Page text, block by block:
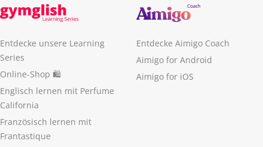
Entdecke unsere Learning
Series
Online-Shop 🛍
Englisch lernen mit Perfume
California
Französisch lernen mit
Frantastique
Entdecke Aimigo Coach
Aimigo for Android
Aimigo for iOS